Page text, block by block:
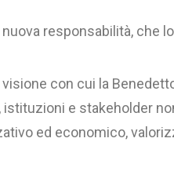
responsabilità, che
con cui la
e stakeholder
ed economico,